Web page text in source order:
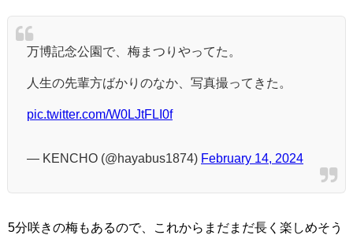
万博記念公園で、梅まつりやってた。
人生の先輩方ばかりのなか、写真撮ってきた。
pic.twitter.com/W0LJtFLI0f
— KENCHO (@hayabus1874) February 14, 2024
5分咲きの梅もあるので、これからまだまだ長く楽しめそう